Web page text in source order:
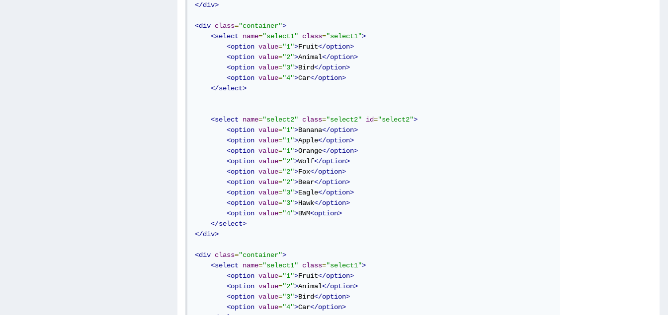
</div>
<div class="container">
<select
name="select1" class="select1">
<option value="1">Fruit</option>
<option value="2">Animal</option>
<option value="3">Bird</option>
<option value="4">Car</option>
</select>
<select name="select2" class="select2" id="select2">
<option value="1">Banana</option>
<option value="1">Apple</option>
<option value="1">Orange</option>
<option value="2">Wolf</option>
<option value="2">Fox</option>
<option value="2">Bear</option>
<option value="3">Eagle</option>
<option value="3">Hawk</option>
<option value="4">BWM<option>
</select>
</div>
<div class="container">
<select
name="select1" class="select1">
<option value="1">Fruit</option>
<option value="2">Animal</option>
<option value="3">Bird</option>
<option value="4">Car</option>